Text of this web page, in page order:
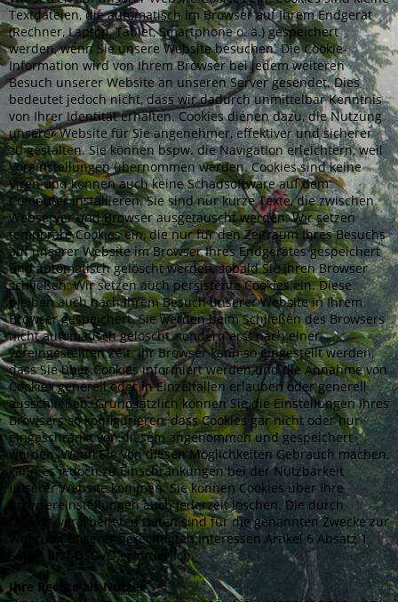
Textdateien, die automatisch im Browser auf Ihrem Endgerät
(Rechner, Laptop, Tablet, Smartphone o. ä.) gespeichert
werden, wenn Sie unsere Website besuchen. Die Cookie‐
Information wird von Ihrem Browser bei jedem weiteren
Besuch unserer Website an unseren Server gesendet. Dies
bedeutet jedoch nicht, dass wir dadurch unmittelbar Kenntnis
von Ihrer Identität erhalten. Cookies dienen dazu, die Nutzung
unserer Website für Sie angenehmer, effektiver und sicherer
zu gestalten. Sie können bspw. die Navigation erleichtern, weil
Voreinstellungen übernommen werden. Cookies sind keine
Viren und können auch keine Schadsoftware auf dem
Computer installieren. Sie sind nur kurze Texte, die zwischen
Webserver und Browser ausgetauscht werden. Wir setzen
temporäre Cookies ein, die nur für den Zeitraum Ihres Besuchs
auf unserer Website im Browser Ihres Endgerätes gespeichert
und automatisch gelöscht werden, sobald Sie Ihren Browser
schließen. Wir setzen auch persistente Cookies ein. Diese
bleiben auch nach Ihrem Besuch unserer Website in Ihrem
Browser gespeichert. Sie werden beim Schließen des Browsers
nicht automatisch gelöscht, sondern erst nach einer
voreingestellten Zeit. Ihr Browser kann so eingestellt werden,
dass Sie über Cookies informiert werden und die Annahme von
Cookies generell oder in Einzelfällen erlauben oder generell
ausschließen. Grundsätzlich können Sie die Einstellungen Ihres
Browsers so konfigurieren, dass Cookies gar nicht oder nur
eingeschränkt von diesem angenommen und gespeichert
werden. Wenn Sie von diesen Möglichkeiten Gebrauch machen,
kann es jedoch zu Einschränkungen bei der Nutzbarkeit
unserer Website kommen. Sie können Cookies über Ihre
Browsereinstellungen auch jederzeit löschen. Die durch
Cookies verarbeiteten Daten sind für die genannten Zwecke zur
Wahrung unserer berechtigten Interessen Artikel 6 Absatz 1
Satz 1 lit. f DSGVO erforderlich.
Ihre Rechte als Nutzer